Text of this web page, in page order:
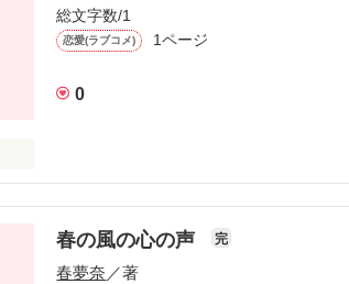
総文字数/1
恋愛(ラブコメ) 1ページ
0
春の風の心の声 完
春夢奈 ／著